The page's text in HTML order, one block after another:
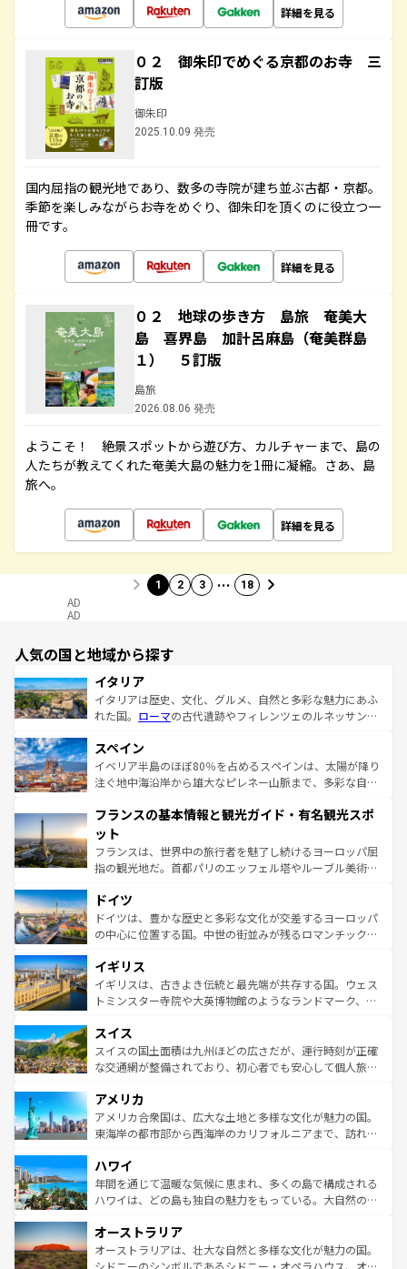
詳細を見る
０２ 御朱印でめぐる京都のお寺 三
訂版
御朱印
2025.10.09 発売
国内屈指の観光地であり、数多の寺院が建ち並ぶ古都・京都。
季節を楽しみながらお寺をめぐり、御朱印を頂くのに役立つ一
冊です。
詳細を見る
０２ 地球の歩き方 島旅 奄美大
島 喜界島 加計呂麻島（奄美群島
１） ５訂版
島旅
2026.08.06 発売
ようこそ！ 絶景スポットから遊び方、カルチャーまで、島の
人たちが教えてくれた奄美大島の魅力を1冊に凝縮。さあ、島
旅へ。
詳細を見る
1 2 3 … 18
AD
AD
人気の国と地域から探す
イタリア
イタリアは歴史、文化、グルメ、自然と多彩な魅力にあふ
れた国。 ローマの古代遺跡やフィレンツェのルネッサンス
ろん、トスカーナの美しい田園風景やアマルフィ海岸の絶
景など、自然景観も見逃せない。観光の合間には、本場の
ピザやパスタなど、絶品のイタリア料理を堪能することも
ませてくれるイタリアで、忘れられない旅をしてみよう！
なお、新着のイタリア情報は
しい。
スペイン
イベリア半島のほぼ80％を占めるスペインは、太陽が降り
注ぐ地中海沿岸から雄大なピレネー山脈まで、多彩な自然
文化が根付くこの国では、情熱的なフラメンコ、熱気あふ
れる闘牛、そして美味しいタパスが生活の一部となってい
る。首都マドリードの洗練された雰囲気や、バルセロナの
アートに溢れた街角から、地方では古代ローマ遺跡や中世
せる。地方によって風土や気候が異なるスペインはその個
性で訪れる人を魅了する。 なお、新着のスペイン情報は コ
ンテンツ一覧を参照してほしい。
フランスの基本情報と観光ガイド・有名観光スポ
ット
フランスは、世界中の旅行者を魅了し続けるヨーロッパ屈
指の観光地だ。首都パリのエッフェル塔やルーブル美術館
で、幅広い魅力が詰まっている。華麗な宮殿、歴史的な大
聖堂、美しいビーチ、そして豊かな自然が、訪れる者を心
から魅了する。また、フランスは美食の国としても知ら
いる。シャンパンの発祥地であるランス、プロヴァンスの
香り高いラベンダー畑など、多彩な楽しみ方が可能だ。さ
らに、パリ以外の地域にも魅力が溢れており、どの街角に
れる地方に足を運ぶとそれぞれで全く異なる文化を体験で
きるだろう。 なお、新着のフランス情報はコンテンツ一覧
を参照してほしい。
ドイツ
ドイツは、豊かな歴史と多彩な文化が交差するヨーロッパ
の中心に位置する国。中世の街並みが残るロマンチック街
顔を持つこの国は、どこを歩いても飽きることがない。ベ
ルリンの文化的活気、バイエルン州のアルプスの絶景、そ
してライン川沿いのワイン畑といった風景は必見。ビール
は、お酒好きな人にはぜひ体験してほしい。 なお、新着の
ドイツ情報はコンテンツ一覧を参照してほしい。
イギリス
イギリスは、古きよき伝統と最先端が共存する国。ウェス
トミンスター寺院や大英博物館のようなランドマーク、歴
リアごとに異なる魅力がある。また、優雅なアフタヌーン
ティー、ビール好きにはたまらない英国パブ、サッカー観
戦など、本場だからこそできる体験も豊富。イギリスを旅
ンツ一覧を参照してほしい。
スイス
スイスの国土面積は九州ほどの広さだが、運行時刻が正確
な交通網が整備されており、初心者でも安心して個人旅行
の建物がそのまま残る町や、スイスならではのユニークな
博物館もあり、アルプス観光だけでなく町歩きも満喫する
ことができる。国民の所得が高いため物価も高いが、旅行
ば市内交通費無料で観光を楽しむこともできる。 なお、新
着のスイス情報はコンテンツ一覧 を参照してほしい。
アメリカ
アメリカ合衆国は、広大な土地と多様な文化が魅力の国。
東海岸の都市部から西海岸のカリフォルニアまで、訪れる
のような巨大都市は、観光、ショッピング、エンターテイ
ンメントが詰まった刺激的なスポットだ。一方、アメリカ
西部には大自然が広がり、グランドキャニオンやイエロー
部のニューオーリンズでは、音楽と美食が融合した独特の
文化が魅力。旅行者はアメリカの各地域で異なる魅力を楽
しみながら、その多様性と豊かな歴史を感じることができ
ハワイ
年間を通じて温暖な気候に恵まれ、多くの島で構成される
ハワイは、どの島も独自の魅力をもっている。大自然の神
ワイ島は見逃せない。また、定番の観光地といえばオアフ
島だが、静かな自然を求めるならマウイ島やカウアイ島が
おすすめ。エメラルドグリーンに輝く海をはじめ、豊かな
オーストラリア
オーストラリアは、壮大な自然と多様な文化が魅力の国。
シドニーのシンボルであるシドニー・オペラハウス、オー